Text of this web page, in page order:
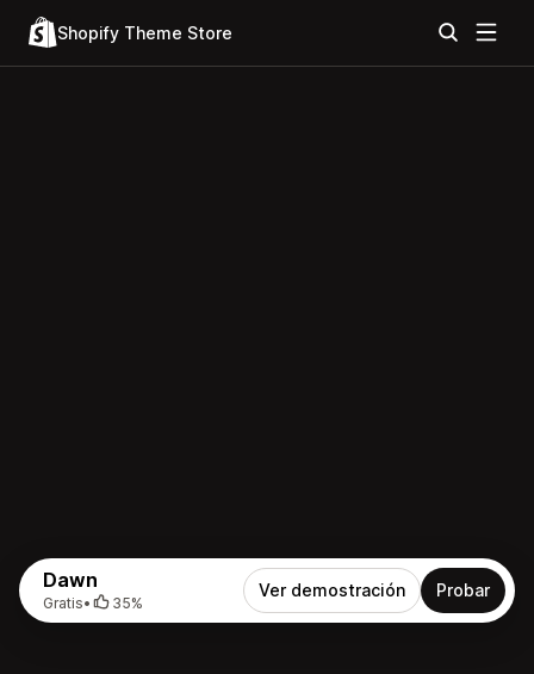
Shopify Theme Store
Dawn
Gratis• 35%
Ver demostración Probar